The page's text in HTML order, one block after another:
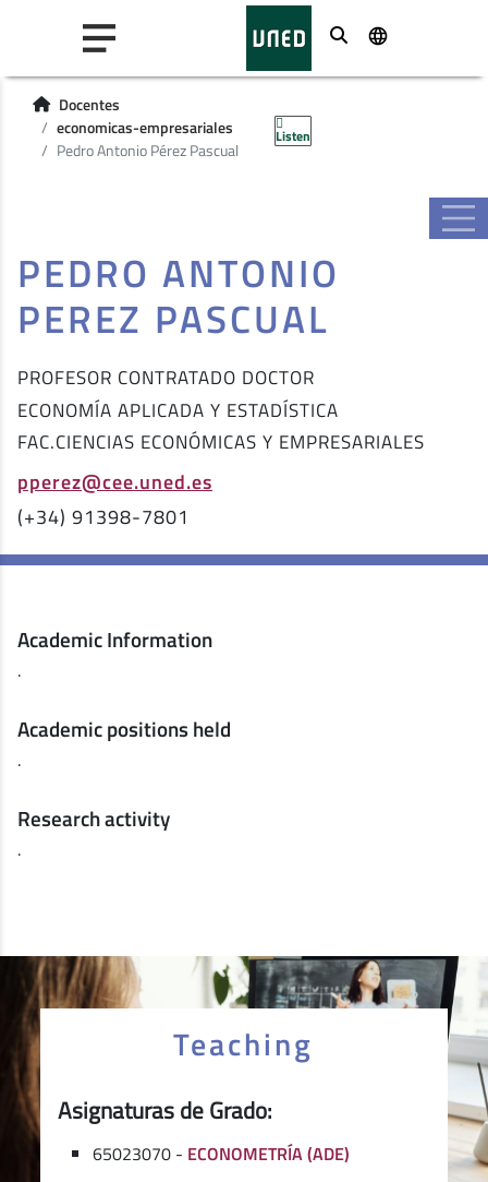
Buscar
Docentes
economicas-empresariales
Pedro Antonio Pérez Pascual
Listen
PEDRO ANTONIO
PEREZ PASCUAL
PROFESOR CONTRATADO DOCTOR
ECONOMÍA APLICADA Y ESTADÍSTICA
FAC.CIENCIAS ECONÓMICAS Y EMPRESARIALES
pperez@cee.uned.es
(+34) 91398-7801
Academic Information
.
Academic positions held
.
Research activity
.
Teaching
Asignaturas de Grado:
65023070 - ECONOMETRÍA (ADE)